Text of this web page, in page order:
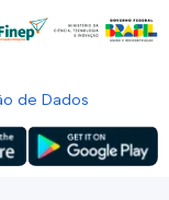
de Dados